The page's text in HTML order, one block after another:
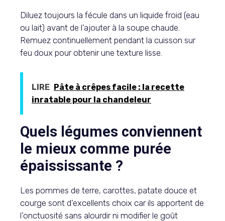
Diluez toujours la fécule dans un liquide froid (eau
ou lait) avant de l’ajouter à la soupe chaude.
Remuez continuellement pendant la cuisson sur
feu doux pour obtenir une texture lisse.
LIRE Pâte à crêpes facile : la recette
inratable pour la chandeleur
Quels légumes conviennent
le mieux comme purée
épaississante ?
Les pommes de terre, carottes, patate douce et
courge sont d’excellents choix car ils apportent de
l’onctuosité sans alourdir ni modifier le goût